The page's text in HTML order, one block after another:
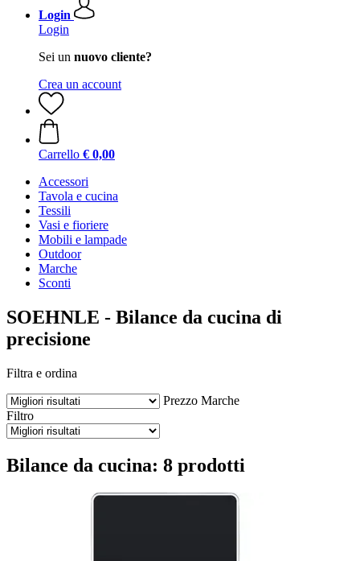
Login
Login
Sei un nuovo cliente?
Crea un account
Carrello € 0,00
Accessori
Tavola e cucina
Tessili
Vasi e fioriere
Mobili e lampade
Outdoor
Marche
Sconti
SOEHNLE - Bilance da cucina di
precisione
Filtra e ordina
Prezzo Marche
Filtro
Bilance da cucina: 8 prodotti